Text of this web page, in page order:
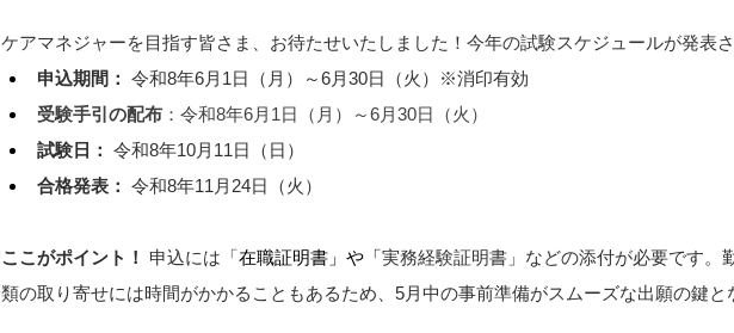
ケアマネジャーを目指す皆さま、お待たせいたしました！今年の試験スケジュールが発表
申込期間： 令和8年6月1日（月）～6月30日（火）※消印有効
受験手引の配布 ：令和8年6月1日（月）～6月30日（火）
試験日： 令和8年10月11日（日）
合格発表： 令和8年11月24日（火）
ここがポイント！ 申込には「在職証明書」や「実務経験証明書」などの添付が必要です。
類の取り寄せには時間がかかることもあるため、5月中の事前準備がスムーズな出願の鍵と